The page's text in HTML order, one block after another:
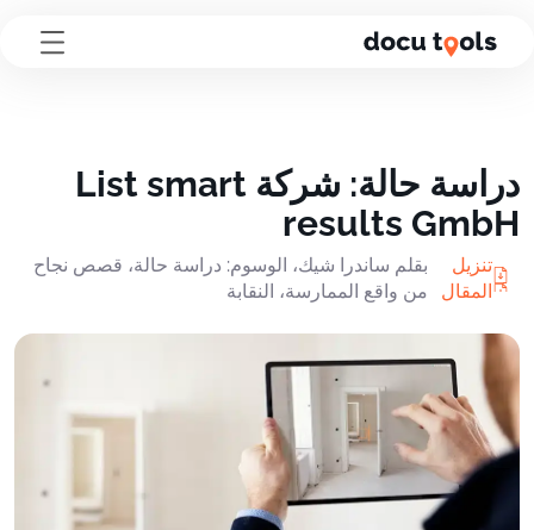
دراسة حالة: شركة List smart
results GmbH
تنزيل
المقال
بقلم ساندرا شيك، الوسوم: دراسة حالة، قصص نجاح
من واقع الممارسة، النقابة